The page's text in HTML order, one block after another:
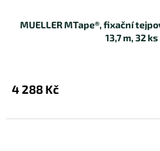
MUELLER MTape®, fixační
13,7 m, 32 ks
4 288 Kč